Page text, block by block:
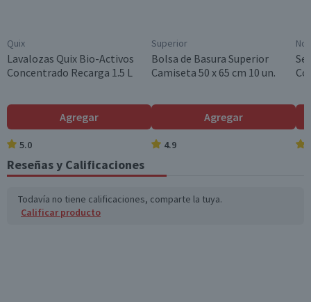
Quix
Lavalozas Quix Bio-Activos
Concentrado Recarga 1.5 L
Agregar
5.0
Superior
Bolsa de Basura Superior
Camiseta 50 x 65 cm 10 un.
Agregar
4.9
Reseñas y Calificaciones
Todavía no tiene calificaciones, comparte la tuya.
Calificar producto